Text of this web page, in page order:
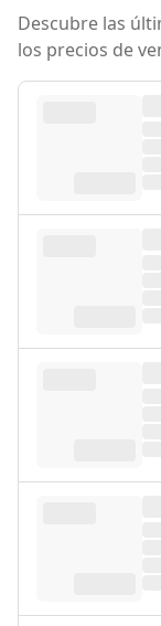
Descubre las
los precios de